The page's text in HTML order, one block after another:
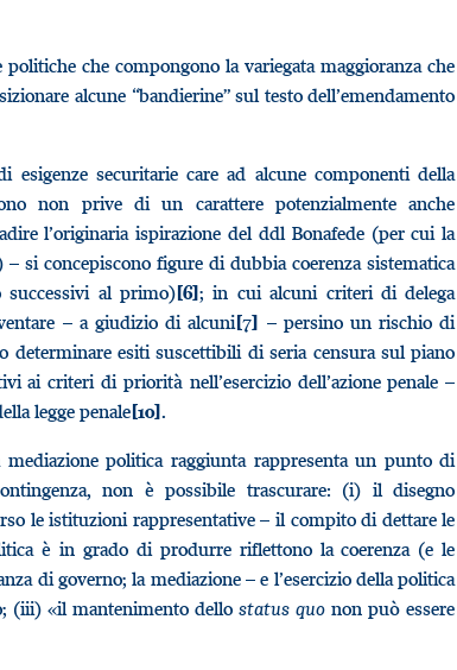
che compongono la variegata maggioranza che
alcune “bandierine” sul testo dell’emendamento
securitarie care ad alcune componenti della
non prive di un carattere potenzialmente anche
l’originaria ispirazione del ddl Bonafede (per cui la
si concepiscono figure di dubbia coerenza sistematica
successivi al primo)[6]; in cui alcuni criteri di delega
– a giudizio di alcuni[7] – persino un rischio di
esiti suscettibili di seria censura sul piano
ai criteri di priorità nell’esercizio dell’azione penale –
legge penale[10].
politica raggiunta rappresenta un punto di
non è possibile trascurare: (i) il disegno
le istituzioni rappresentative – il compito di dettare le
è in grado di produrre riflettono la coerenza (e le
di governo; la mediazione – e l’esercizio della politica
(iii) «il mantenimento dellostatus quo non può essere